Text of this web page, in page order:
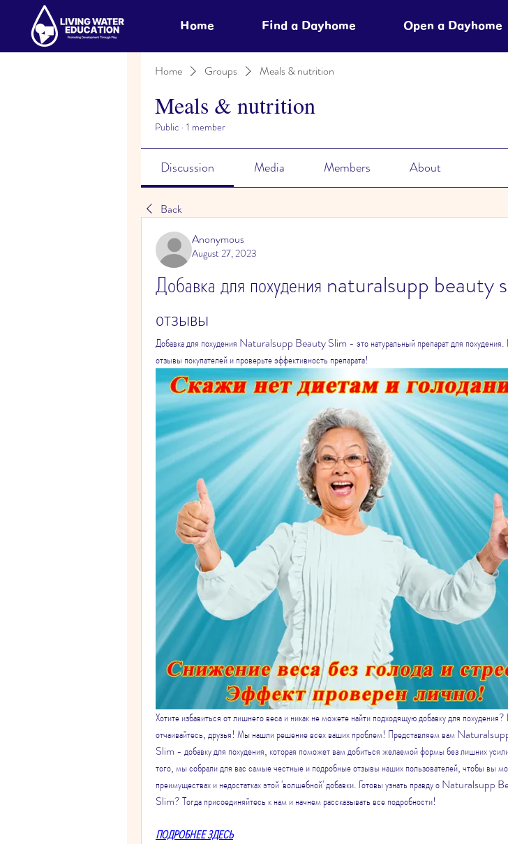
Home Find a Dayhome Open a Dayhome
Home Groups Meals & nutrition
Meals & nutrition
Public · 1 member
Discussion Media Members About
Back
Anonymous
August 27, 2023
Добавка для похудения naturalsupp beauty
отзывы
Добавка для похудения Naturalsupp Beauty Slim - это натуральный препарат для похудения.
отзывы покупателей и проверьте эффективность препарата!
Хотите избавиться от лишнего веса и никак не можете найти подходящую добавку для
отчаивайтесь, друзья! Мы нашли решение всех ваших проблем! Представляем вам
Slim - добавку для похудения, которая поможет вам добиться желаемой формы без лишних
того, мы собрали для вас самые честные и подробные отзывы наших пользователей, чтобы вы
преимуществах и недостатках этой 'волшебной' добавки. Готовы узнать правду о Naturalsupp
Slim? Тогда присоединяйтесь к нам и начнем рассказывать все подробности!
ПОДРОБНЕЕ ЗДЕСЬ